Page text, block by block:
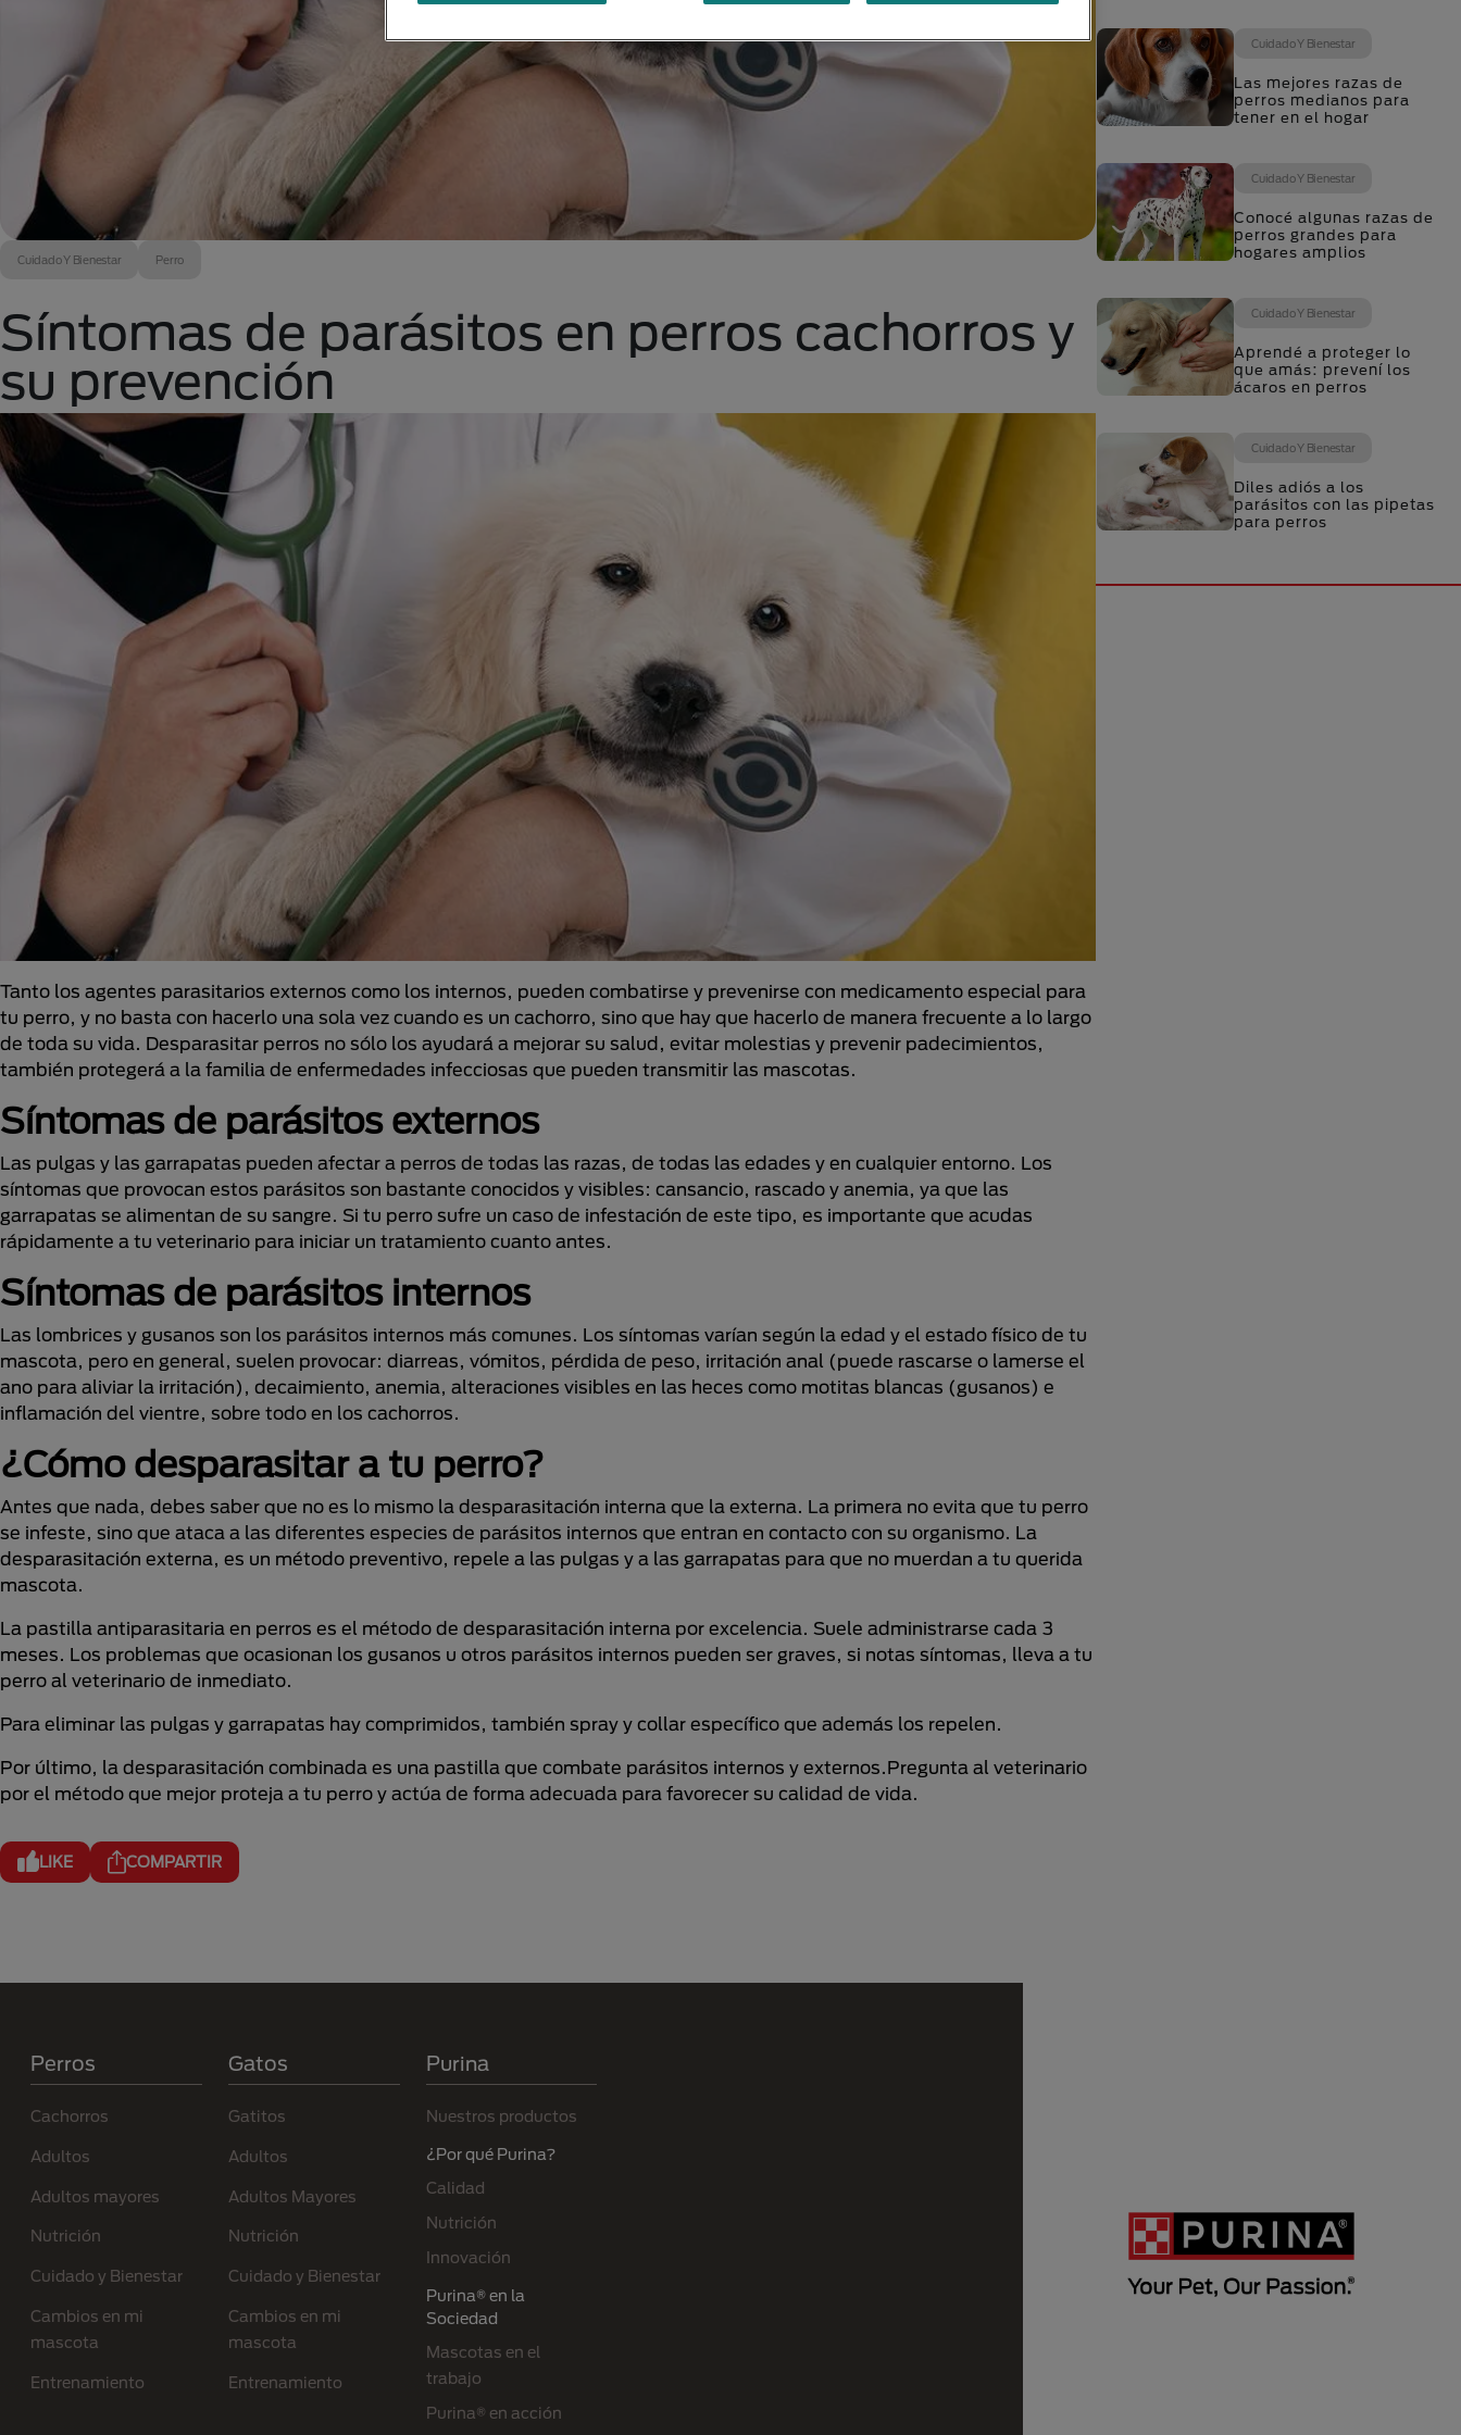
Cuidado Y Bienestar Perro
Síntomas de parásitos en perros cachorros y
su prevención
Tanto los agentes parasitarios externos como los internos, pueden combatirse y prevenirse con medicamento especial para
tu perro, y no basta con hacerlo una sola vez cuando es un cachorro, sino que hay que hacerlo de manera frecuente a lo largo
de toda su vida. Desparasitar perros no sólo los ayudará a mejorar su salud, evitar molestias y prevenir padecimientos,
también protegerá a la familia de enfermedades infecciosas que pueden transmitir las mascotas.
Síntomas de parásitos externos
Las pulgas y las garrapatas pueden afectar a perros de todas las razas, de todas las edades y en cualquier entorno. Los
síntomas que provocan estos parásitos son bastante conocidos y visibles: cansancio, rascado y anemia, ya que las
garrapatas se alimentan de su sangre. Si tu perro sufre un caso de infestación de este tipo, es importante que acudas
rápidamente a tu veterinario para iniciar un tratamiento cuanto antes.
Síntomas de parásitos internos
Las lombrices y gusanos son los parásitos internos más comunes. Los síntomas varían según la edad y el estado físico de tu
mascota, pero en general, suelen provocar: diarreas, vómitos, pérdida de peso, irritación anal (puede rascarse o lamerse el
ano para aliviar la irritación), decaimiento, anemia, alteraciones visibles en las heces como motitas blancas (gusanos) e
inflamación del vientre, sobre todo en los cachorros.
¿Cómo desparasitar a tu perro?
Antes que nada, debes saber que no es lo mismo la desparasitación interna que la externa. La primera no evita que tu perro
se infeste, sino que ataca a las diferentes especies de parásitos internos que entran en contacto con su organismo. La
desparasitación externa, es un método preventivo, repele a las pulgas y a las garrapatas para que no muerdan a tu querida
mascota.
La pastilla antiparasitaria en perros es el método de desparasitación interna por excelencia. Suele administrarse cada 3
meses. Los problemas que ocasionan los gusanos u otros parásitos internos pueden ser graves, si notas síntomas, lleva a tu
perro al veterinario de inmediato.
Para eliminar las pulgas y garrapatas hay comprimidos, también spray y collar específico que además los repelen.
Por último, la desparasitación combinada es una pastilla que combate parásitos internos y externos.Pregunta al veterinario
por el método que mejor proteja a tu perro y actúa de forma adecuada para favorecer su calidad de vida.
LIKE COMPARTIR
Cuidado Y Bienestar
Las mejores razas de
perros medianos para
tener en el hogar
Cuidado Y Bienestar
Conocé algunas razas de
perros grandes para
hogares amplios
Cuidado Y Bienestar
Aprendé a proteger lo
que amás: prevení los
ácaros en perros
Cuidado Y Bienestar
Diles adiós a los
parásitos con las pipetas
para perros
Perros
Cachorros
Adultos
Adultos mayores
Nutrición
Cuidado y Bienestar
Cambios en mi
mascota
Entrenamiento
Gatos
Gatitos
Adultos
Adultos Mayores
Nutrición
Cuidado y Bienestar
Cambios en mi
mascota
Entrenamiento
Purina
Nuestros productos
¿Por qué Purina?
Calidad
Nutrición
Innovación
Purina® en la
Sociedad
Mascotas en el
trabajo
Purina® en acción